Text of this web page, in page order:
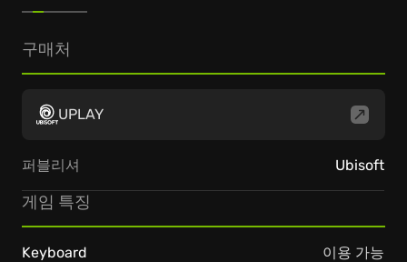
구매처
UPLAY
퍼블리셔 Ubisoft
게임 특징
Keyboard 이용 가능